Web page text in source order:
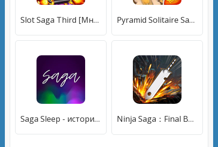
Slot Saga Third [Много монет] Pyramid Solitaire Saga [Много денег]
Saga Sleep - истории, медитации и звуки для сна [Без рекламы] Ninja Saga：Final Battle [Много денег]